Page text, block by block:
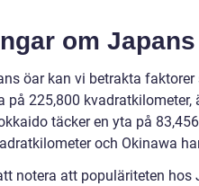
om
öar kan vi betrakta
225,800
täcker en yta på
och Okinawa
notera att populäriteten hos